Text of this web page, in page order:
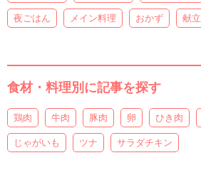
夜ごはん メイン料理 おかず 献立
食材・料理別に記事を探す
鶏肉 牛肉 豚肉 卵 ひき肉
じゃがいも ツナ サラダチキン